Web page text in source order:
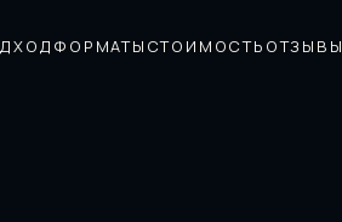
ФОРМАТЫ СТОИМОСТЬ ОТЗЫВЫ